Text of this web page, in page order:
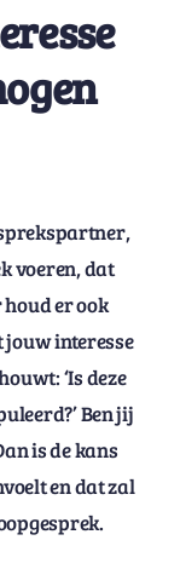
voeren, dat
er ook
jouw interesse
‘Is deze
Ben jij
is de kans
en dat zal